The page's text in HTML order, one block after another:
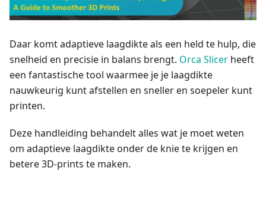
Daar komt adaptieve laagdikte als een held te hulp, die
snelheid en precisie in balans brengt. Orca Slicer heeft
een fantastische tool waarmee je je laagdikte
nauwkeurig kunt afstellen en sneller en soepeler kunt
printen.
Deze handleiding behandelt alles wat je moet weten
om adaptieve laagdikte onder de knie te krijgen en
betere 3D-prints te maken.